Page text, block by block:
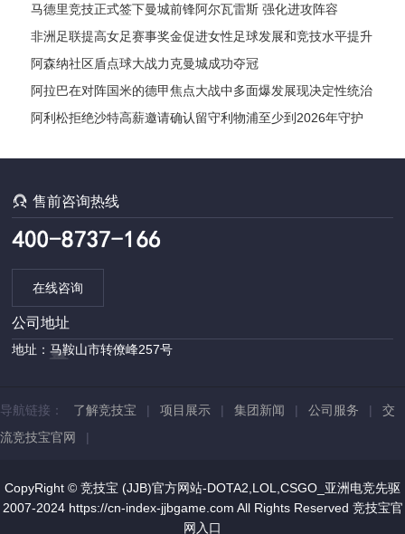
马德里竞技正式签下曼城前锋阿尔瓦雷斯 强化进攻阵容
非洲足联提高女足赛事奖金促进女性足球发展和竞技水平提升
阿森纳社区盾点球大战力克曼城成功夺冠
阿拉巴在对阵国米的德甲焦点大战中多面爆发展现决定性统治
力风采
阿利松拒绝沙特高薪邀请确认留守利物浦至少到2026年守护
售前咨询热线
在线咨询
公司地址
地址：马鞍山市转僚峰257号
导航链接： 了解竞技宝 | 项目展示 | 集团新闻 | 公司服务 | 交
流竞技宝官网
|
CopyRight © 竞技宝 (JJB)官方网站-DOTA2,LOL,CSGO_亚洲电竞先驱
2007-2024 https://cn-index-jjbgame.com All Rights Reserved 竞技宝官
网入口